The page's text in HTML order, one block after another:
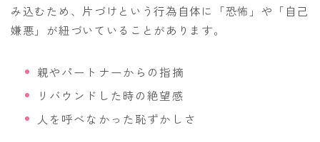
み込むため、片づけという行為自体に「恐怖」や「自己
嫌悪」が紐づいていることがあります。
親やパートナーからの指摘
リバウンドした時の絶望感
人を呼べなかった恥ずかしさ